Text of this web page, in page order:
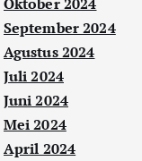
September 2024
Agustus 2024
Juli 2024
Juni 2024
Mei 2024
April 2024